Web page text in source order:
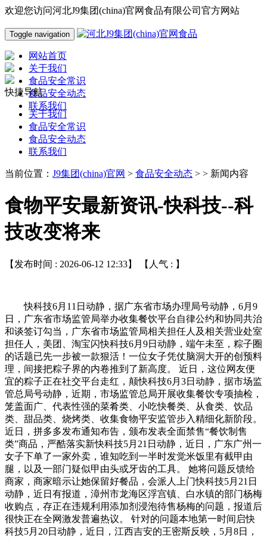
欢迎您访问河北J9集团(china)官网食品有限公司官方网站
Toggle navigation
网站首页
关于我们
食品安全常识
食品安全动态
联系我们
快捷导航
关于我们
食品安全常识
食品安全动态
联系我们
当前位置： J9集团(china)官网 > 食品安全动态 > > 新闻内容
食物平安最新资讯-快科技--科
技改变将来
【发布时间 : 2026-06-12 12:33】 【人气 : 】
快科技6月11日动静，据广东省市场办理局号动静，6月9
日，广东省市场监管局举办收集餐饮平台自律公约和协同共治
和谈签订勾当，广东省市场监管局相关担任人及相关营业处室
担任人，美团、淘宝闪快科技6月9日动静，端午未至，粽子圈
的话题已先一步被一款狠活！一位女子凭仗脑洞大开的创预料
理，间接把粽子界的内卷推到了新高度。 近日，这位网友便
宜的粽子正在社交平台走红，颠快科技6月3日动静，据市场监
管总局号动静，近期，市场监管总局开展收集餐饮专项抽检，
笼盖面广、代表性强的菜肴类、小吃快餐类、从食类、饮品
类、甜品类、烧烤类、收集食物平安监管步入精细化新阶段。
近日，拼多多发布通知布告，颁布发表全面禁售“餐饮制售
类”商品，严酷落实新快科技5月21日动静，近日，广东广州一
女子下单了一家外卖，谁知吃到一半时发觉米饭里有截甲由
腿，以及一部门疑似甲由头或牙齿的工具。 她将问题反馈给
商家，商家暗示让她保留好餐品，会派人上门快科技5月21日
动静，近日有报道，漳州市龙海区浮宫镇、白水镇的部门杨梅
收购点，存正在违规利用添加剂浸泡待售杨梅的问题，报道后
很快正在全网激发普遍热议。 针对的问题本地第一时间启快
科技5月20日动静，近日，江西吉安的王密斯反映，5月8日，